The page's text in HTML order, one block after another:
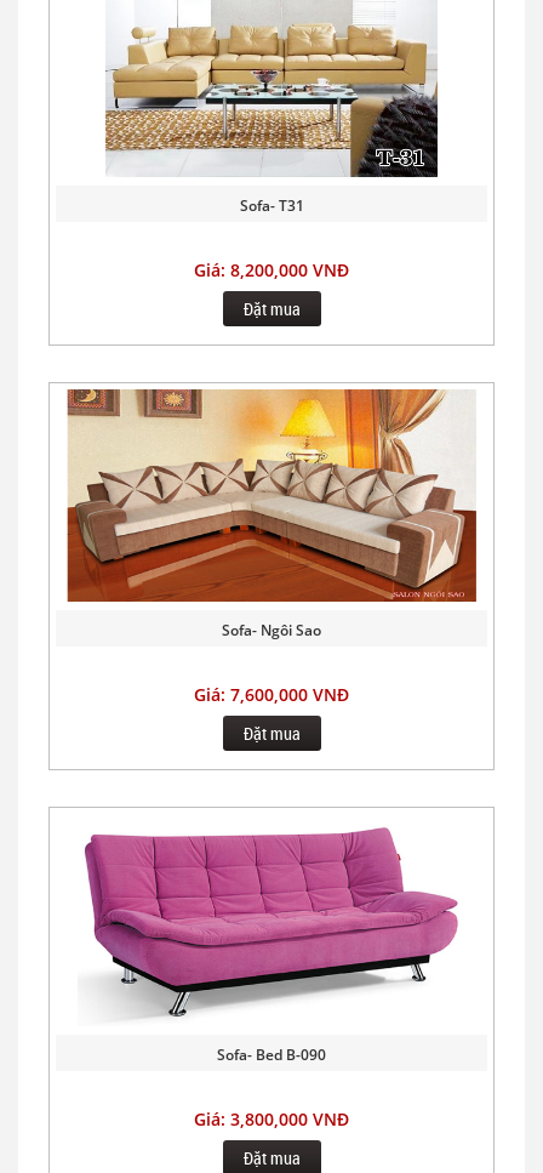
Sofa- T31
Giá: 8,200,000 VNĐ
Đặt mua
Sofa- Ngôi Sao
Giá: 7,600,000 VNĐ
Đặt mua
Sofa- Bed B-090
Giá: 3,800,000 VNĐ
Đặt mua